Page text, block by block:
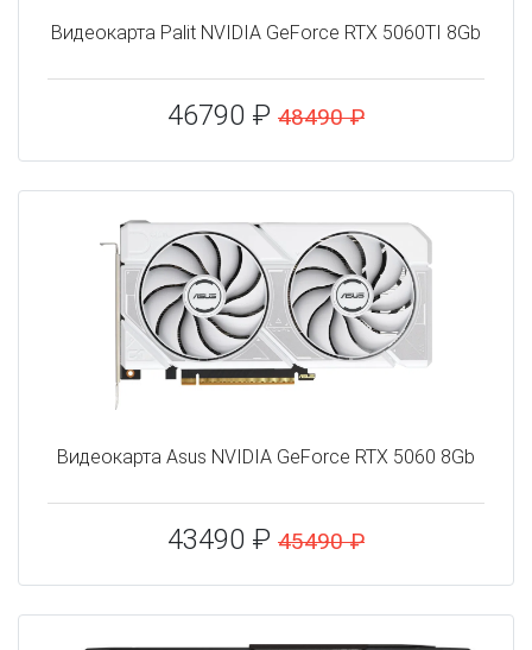
Видеокарта Palit NVIDIA GeForce RTX 5060TI 8Gb
46790 ₽ 48490 ₽
Видеокарта Asus NVIDIA GeForce RTX 5060 8Gb
43490 ₽ 45490 ₽